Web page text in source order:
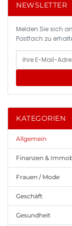
NEWSLETTER
Melden Sie sich
Postfach zu
KATEGORIEN
Allgemein
Finanzen &
Frauen / Mode
Geschäft
Gesundheit